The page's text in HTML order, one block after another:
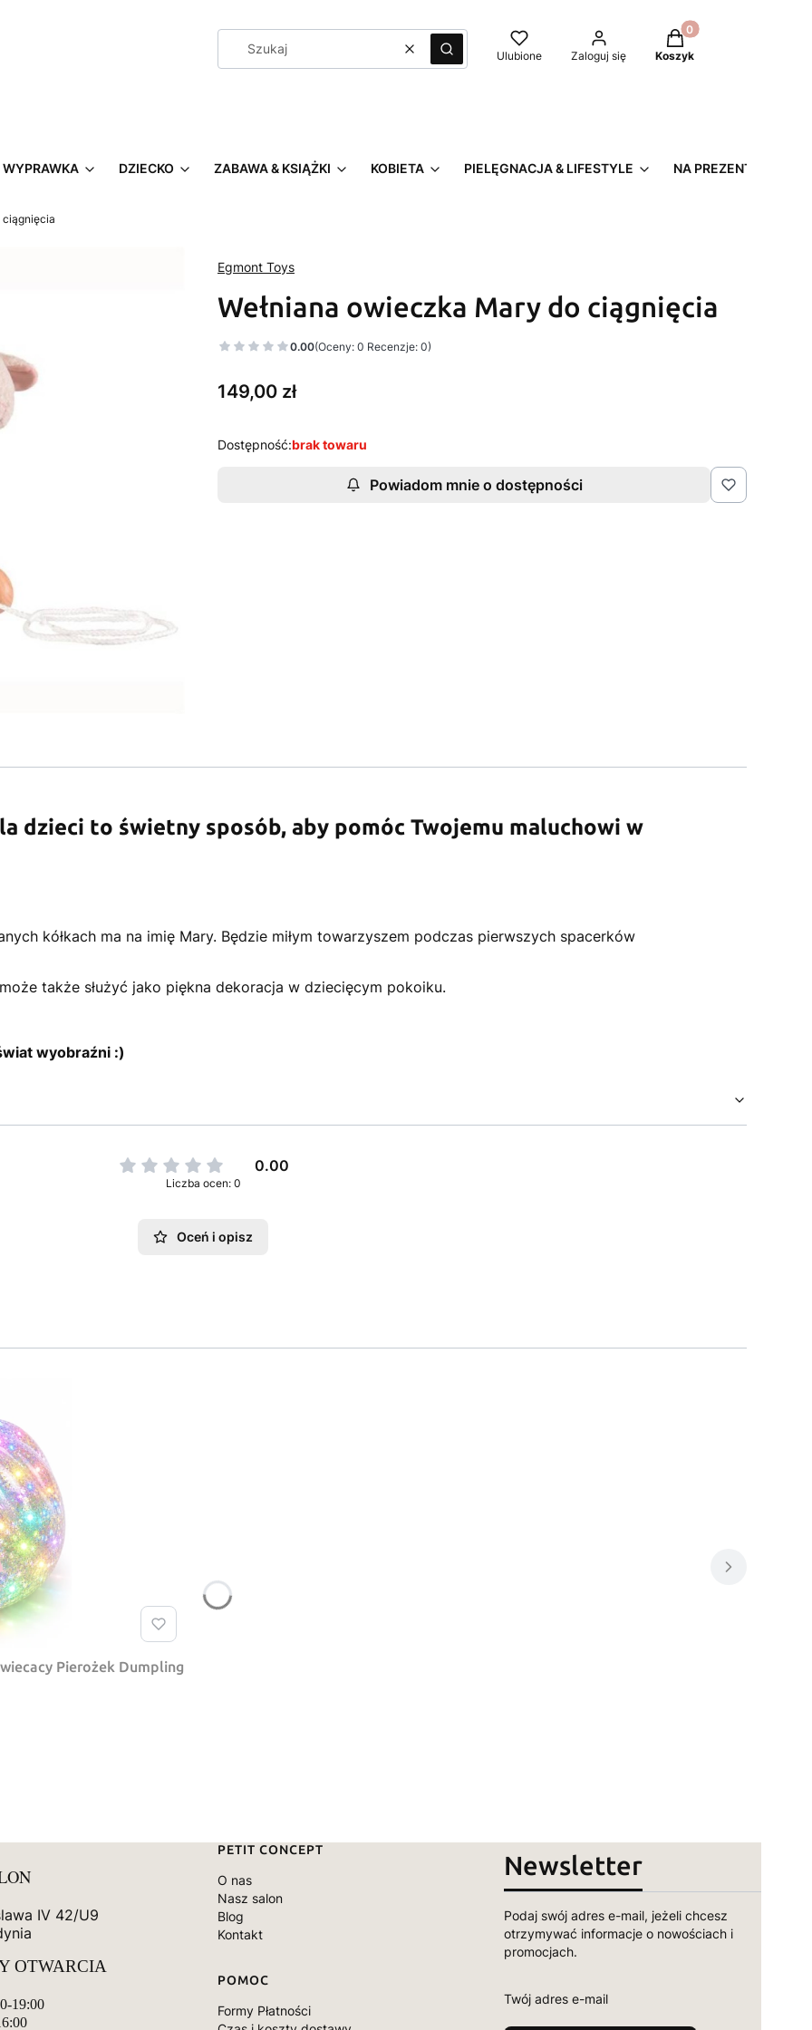
WyczyśćSzukaj Ulubione Zaloguj się
Produkty w koszyku:
Koszyk
WYPRAWKA DZIECKO ZABAWA & KSIĄŻKI KOBIETA PIELĘGNACJA & LIFESTYLE NA PREZENT
ciągnięcia
Egmont Toys
Wełniana owieczka Mary do ciągnięcia
0.00(Oceny: 0 Recenzje: 0)
Cena
149,00 zł
Dostępność:brak towaru
Powiadom mnie o dostępności
dzieci to świetny sposób, aby pomóc Twojemu maluchowi w
kółkach ma na imię Mary. Będzie miłym towarzyszem podczas pierwszych spacerków
także służyć jako piękna dekoracja w dziecięcym pokoiku.
wyobraźni :)
0.00
Liczba ocen: 0
Oceń i opisz
Pierożek Dumpling
IV 42/U9
OTWARCIA
19:00
Linki w stopce
PETIT CONCEPT
O nas
Nasz salon
Blog
Kontakt
POMOC
Formy Płatności
Newsletter
Podaj swój adres e-mail, jeżeli chcesz
otrzymywać informacje o nowościach i
promocjach.
Twój adres e-mail